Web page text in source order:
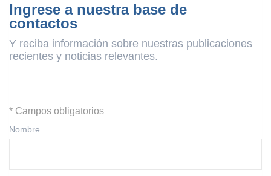
Ingrese a nuestra base de
contactos
Y reciba información sobre nuestras publicaciones
recientes y noticias relevantes.
* Campos obligatorios
Nombre